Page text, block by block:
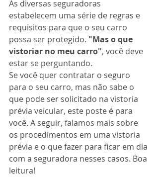
As diversas seguradoras
estabelecem uma série de regras e
requisitos para que o seu carro
possa ser protegido. "Mas o que
vistoriar no meu carro", você deve
estar se perguntando.
Se você quer contratar o seguro
para o seu carro, mas não sabe o
que pode ser solicitado na vistoria
prévia veicular, este poste é para
você. A seguir, falamos mais sobre
os procedimentos em uma vistoria
prévia e o que fazer para ficar em dia
com a seguradora nesses casos. Boa
leitura!